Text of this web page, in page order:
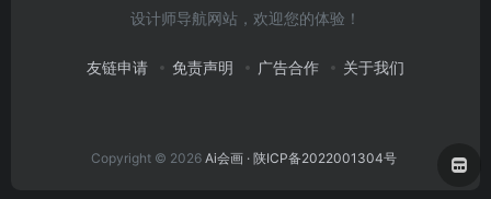
设计师导航网站，欢迎您的体验！
友链申请 免责声明 广告合作 关于我们
Copyright © 2026 Ai会画 · 陕ICP备2022001304号